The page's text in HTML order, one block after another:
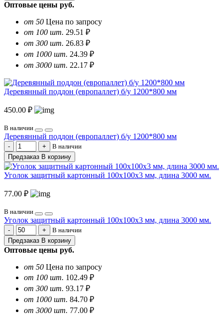
Оптовые цены руб.
от 50 Цена по запросу
от 100 шт. 29.51 ₽
от 300 шт. 26.83 ₽
от 1000 шт. 24.39 ₽
от 3000 шт. 22.17 ₽
Деревянный поддон (европаллет) б/у 1200*800 мм
450.00 ₽
В наличии
Деревянный поддон (европаллет) б/у 1200*800 мм
В наличии
Предзаказ В корзину
Уголок защитный картонный 100х100х3 мм, длина 3000 мм.
77.00 ₽
В наличии
Уголок защитный картонный 100х100х3 мм, длина 3000 мм.
В наличии
Предзаказ В корзину
Оптовые цены руб.
от 50 Цена по запросу
от 100 шт. 102.49 ₽
от 300 шт. 93.17 ₽
от 1000 шт. 84.70 ₽
от 3000 шт. 77.00 ₽